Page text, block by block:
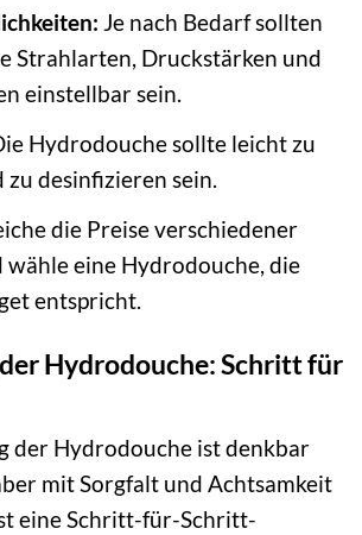
Je nach Bedarf sollten
Strahlarten, Druckstärken und
einstellbar sein.
Hydrodouche sollte leicht zu
zu desinfizieren sein.
die Preise verschiedener
wähle eine Hydrodouche, die
entspricht.
Hydrodouche: Schritt für
der Hydrodouche ist denkbar
mit Sorgfalt und Achtsamkeit
eine Schritt-für-Schritt-